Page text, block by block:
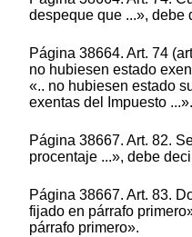
despeque que ...», debe
Página 38664. Art. 74
no hubiesen estado
«.. no hubiesen estado
exentas del Impuesto ...».
Página 38667. Art. 82.
procentaje ...», debe
Página 38667. Art. 83.
fijado en párrafo
párrafo primero».